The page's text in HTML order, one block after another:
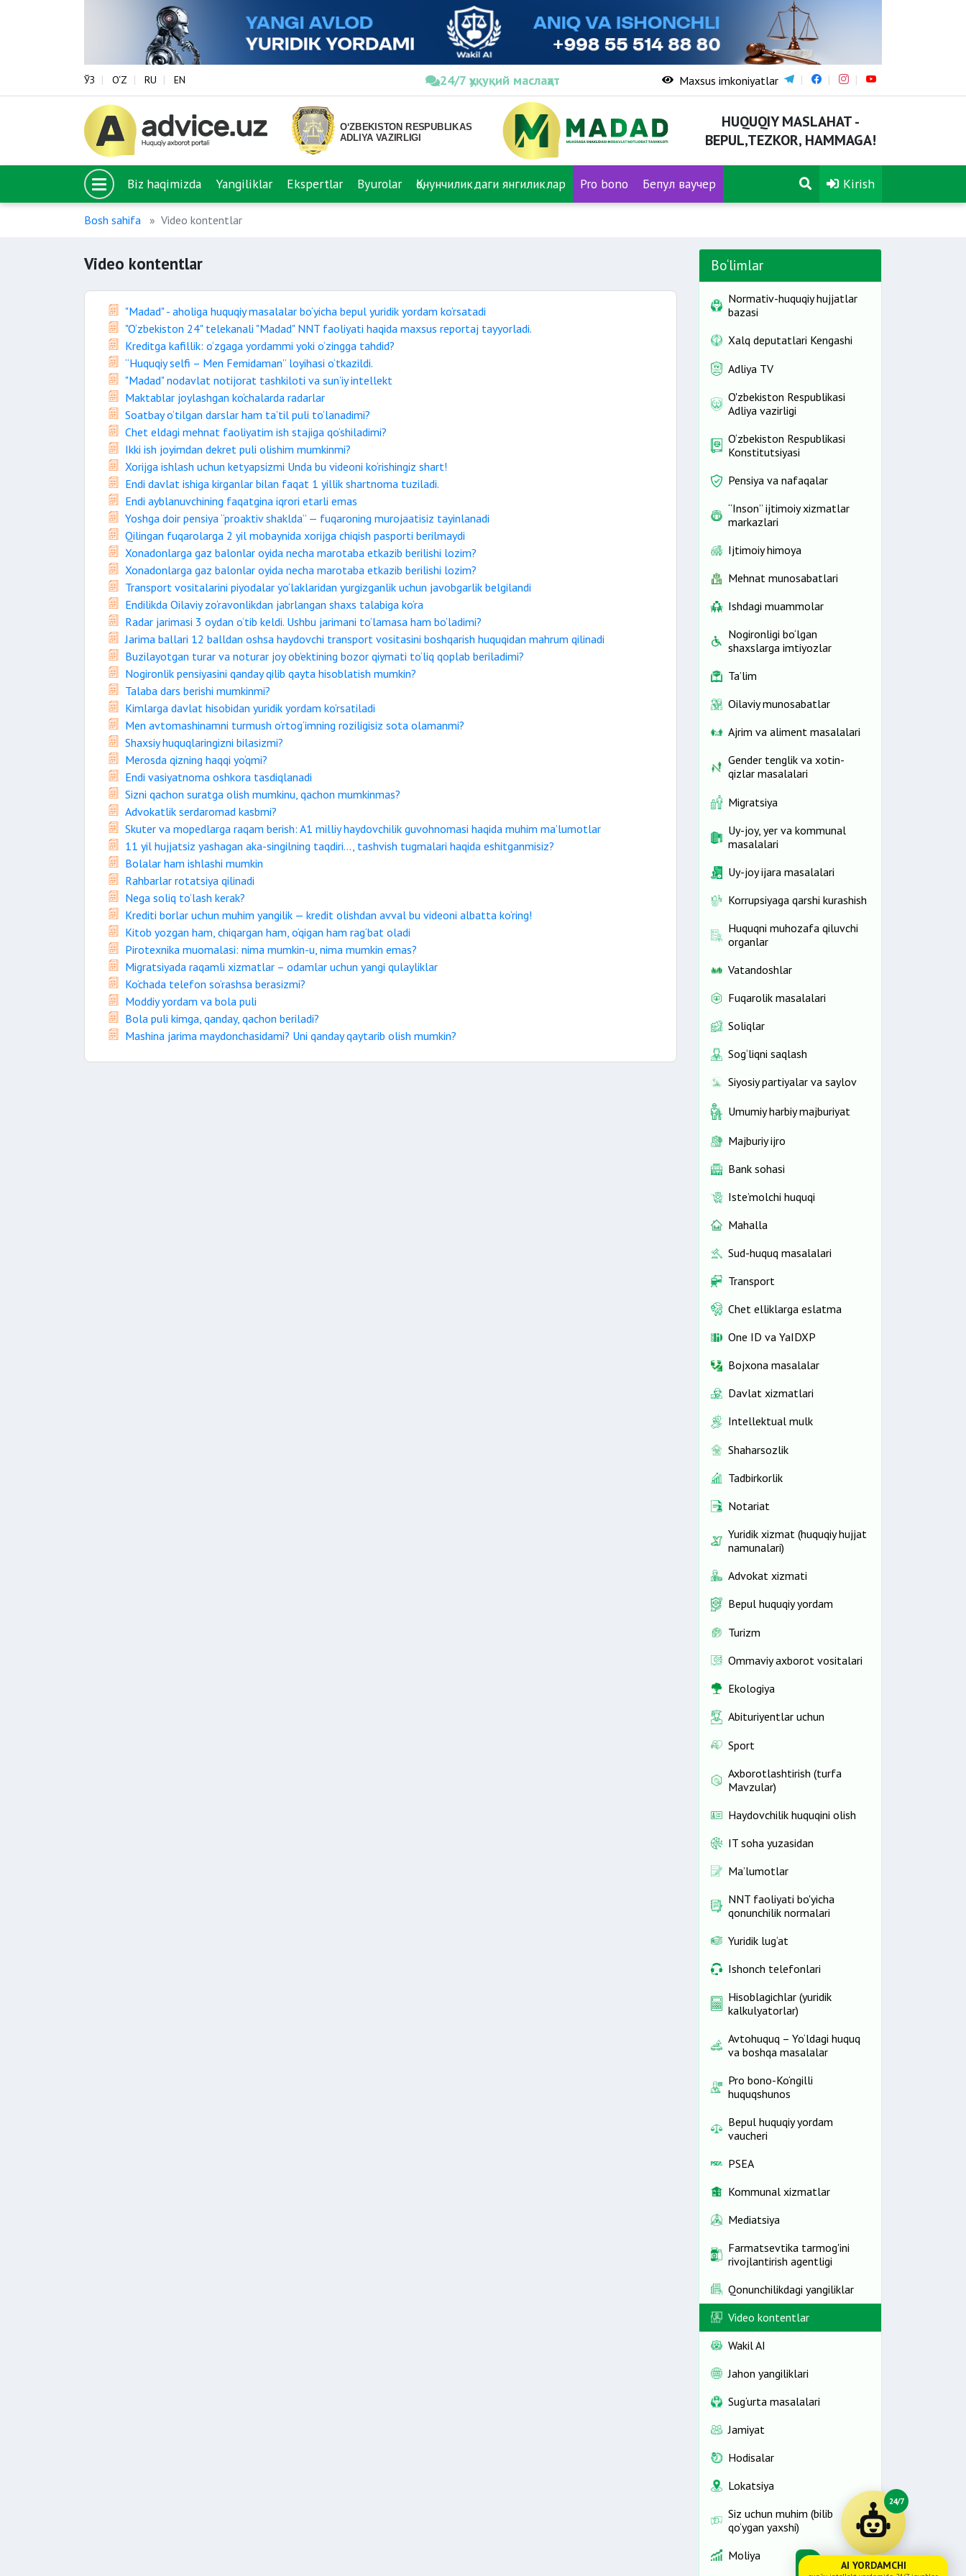
ЎЗ O‘Z RU EN 24/7 ҳуқуқий маслаҳат Maxsus imkoniyatlar
HUQUQIY MASLAHAT -
BEPUL,TEZKOR, HAMMAGA!
Biz haqimizda Yangiliklar Ekspertlar Byurolar Қонунчиликдаги янгиликлар Pro bono Бепул ваучер Kirish
Bosh sahifa Video kontentlar
Video kontentlar
"Madad" - aholiga huquqiy masalalar bo‘yicha bepul yuridik yordam ko‘rsatadi
"O‘zbekiston 24" telekanali "Madad" NNT faoliyati haqida maxsus reportaj tayyorladi.
Kreditga kafillik: o‘zgaga yordammi yoki o‘zingga tahdid?
“Huquqiy selfi – Men Femidaman” loyihasi o‘tkazildi.
"Madad" nodavlat notijorat tashkiloti va sun’iy intellekt
Maktablar joylashgan ko‘chalarda radarlar
Soatbay o‘tilgan darslar ham ta’til puli to‘lanadimi?
Chet eldagi mehnat faoliyatim ish stajiga qo‘shiladimi?
Ikki ish joyimdan dekret puli olishim mumkinmi?
Xorijga ishlash uchun ketyapsizmi Unda bu videoni ko‘rishingiz shart!
Endi davlat ishiga kirganlar bilan faqat 1 yillik shartnoma tuziladi.
Endi ayblanuvchining faqatgina iqrori etarli emas
Yoshga doir pensiya “proaktiv shaklda” — fuqaroning murojaatisiz tayinlanadi
Qilingan fuqarolarga 2 yil mobaynida xorijga chiqish pasporti berilmaydi
Xonadonlarga gaz balonlar oyida necha marotaba etkazib berilishi lozim?
Xonadonlarga gaz balonlar oyida necha marotaba etkazib berilishi lozim?
Transport vositalarini piyodalar yo‘laklaridan yurgizganlik uchun javobgarlik belgilandi
Endilikda Oilaviy zo‘ravonlikdan jabrlangan shaxs talabiga ko‘ra
Radar jarimasi 3 oydan o‘tib keldi. Ushbu jarimani to‘lamasa ham bo‘ladimi?
Jarima ballari 12 balldan oshsa haydovchi transport vositasini boshqarish huquqidan mahrum qilinadi
Buzilayotgan turar va noturar joy ob’ektining bozor qiymati to‘liq qoplab beriladimi?
Nogironlik pensiyasini qanday qilib qayta hisoblatish mumkin?
Talaba dars berishi mumkinmi?
Kimlarga davlat hisobidan yuridik yordam ko‘rsatiladi
Men avtomashinamni turmush o‘rtog‘imning roziligisiz sota olamanmi?
Shaxsiy huquqlaringizni bilasizmi?
Merosda qizning haqqi yo‘qmi?
Endi vasiyatnoma oshkora tasdiqlanadi
Sizni qachon suratga olish mumkinu, qachon mumkinmas?
Advokatlik serdaromad kasbmi?
Skuter va mopedlarga raqam berish: A1 milliy haydovchilik guvohnomasi haqida muhim ma’lumotlar
11 yil hujjatsiz yashagan aka-singilning taqdiri..., tashvish tugmalari haqida eshitganmisiz?
Bolalar ham ishlashi mumkin
Rahbarlar rotatsiya qilinadi
Nega soliq to‘lash kerak?
Krediti borlar uchun muhim yangilik — kredit olishdan avval bu videoni albatta ko‘ring!
Kitob yozgan ham, chiqargan ham, o‘qigan ham rag‘bat oladi
Pirotexnika muomalasi: nima mumkin-u, nima mumkin emas?
Migratsiyada raqamli xizmatlar – odamlar uchun yangi qulayliklar
Ko‘chada telefon so‘rashsa berasizmi?
Moddiy yordam va bola puli
Bola puli kimga, qanday, qachon beriladi?
Mashina jarima maydonchasidami? Uni qanday qaytarib olish mumkin?
Bo‘limlar
Normativ-huquqiy hujjatlar
bazasi
Xalq deputatlari Kengashi
Adliya TV
O'zbekiston Respublikasi
Adliya vazirligi
O‘zbekiston Respublikasi
Konstitutsiyasi
Pensiya va nafaqalar
“Inson” ijtimoiy xizmatlar
markazlari
Ijtimoiy himoya
Mehnat munosabatlari
Ishdagi muammolar
Nogironligi bo‘lgan
shaxslarga imtiyozlar
Ta’lim
Oilaviy munosabatlar
Ajrim va aliment masalalari
Gender tenglik va xotin-
qizlar masalalari
Migratsiya
Uy-joy, yer va kommunal
masalalari
Uy-joy ijara masalalari
Korrupsiyaga qarshi kurashish
Huquqni muhozafa qiluvchi
organlar
Vatandoshlar
Fuqarolik masalalari
Soliqlar
Sog‘liqni saqlash
Siyosiy partiyalar va saylov
Umumiy harbiy majburiyat
Majburiy ijro
Bank sohasi
Iste’molchi huquqi
Mahalla
Sud-huquq masalalari
Transport
Chet elliklarga eslatma
One ID vа YaIDXP
Bojxona masalalar
Davlat xizmatlari
Intellektual mulk
Shaharsozlik
Tadbirkorlik
Notariat
Yuridik xizmat (huquqiy hujjat
namunalari)
Advokat xizmati
Bepul huquqiy yordam
Turizm
Ommaviy axborot vositalari
Ekologiya
Abituriyentlar uchun
Sport
Axborotlashtirish (turfa
Mavzular)
Haydovchilik huquqini olish
IT soha yuzasidan
Ma’lumotlar
NNT faoliyati bo'yicha
qonunchilik normalari
Yuridik lug‘at
Ishonch telefonlari
Hisoblagichlar (yuridik
kalkulyatorlar)
Avtohuquq – Yo‘ldagi huquq
va boshqa masalalar
Pro bono-Ko‘ngilli
huquqshunos
Bepul huquqiy yordam
vaucheri
PSEA
Kommunal xizmatlar
Mediatsiya
Farmatsevtika tarmog'ini
rivojlantirish agentligi
Qonunchilikdagi yangiliklar
Video kontentlar
Wakil AI
Jahon yangiliklari
Sug‘urta masalalari
Jamiyat
Hodisalar
Lokatsiya
Siz uchun muhim (bilib
qo‘ygan yaxshi)
Moliya
24/7
AI YORDAMCHI